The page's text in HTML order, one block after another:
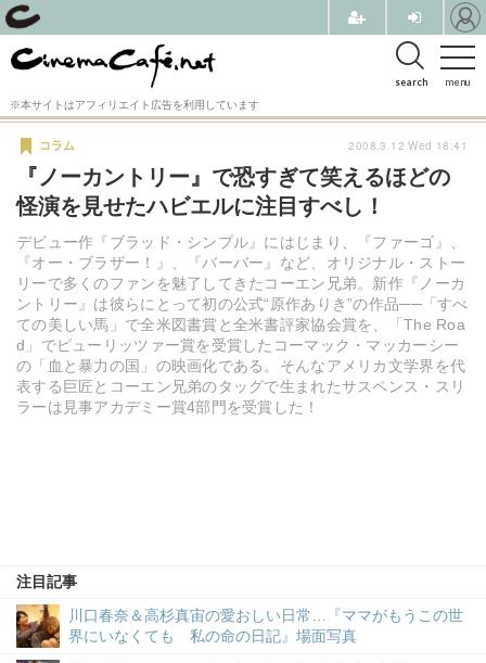
menu
search
※本サイトはアフィリエイト広告を利用しています
『ノーカントリー』で恐すぎて笑えるほどの
怪演を見せたハビエルに注目すべし！
デビュー作『ブラッド・シンプル』にはじまり、『ファーゴ』、
『オー・ブラザー！』、『バーバー』など、オリジナル・ストー
リーで多くのファンを魅了してきたコーエン兄弟。新作『ノーカ
ントリー』は彼らにとって初の公式“原作ありき”の作品──「すべ
ての美しい馬」で全米図書賞と全米書評家協会賞を、「The Roa
d」でピューリッツァー賞を受賞したコーマック・マッカーシー
の「血と暴力の国」の映画化である。そんなアメリカ文学界を代
表する巨匠とコーエン兄弟のタッグで生まれたサスペンス・スリ
ラーは見事アカデミー賞4部門を受賞した！
コラム
注目記事
川口春奈＆高杉真宙の愛おしい日常…『ママがもうこの世
界にいなくても 私の命の日記』場面写真
2008.3.12 Wed 18:41